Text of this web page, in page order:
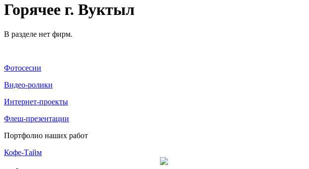
Горячее г. Вуктыл
В разделе нет фирм.
Фотосесии
Видео-ролики
Интернет-проекты
Флеш-презентации
Портфолио наших работ
Кофе-Тайм